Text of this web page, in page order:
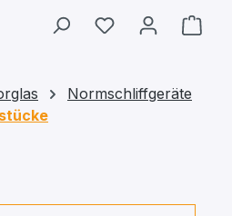
Du hast 0
Normschliffgeräte